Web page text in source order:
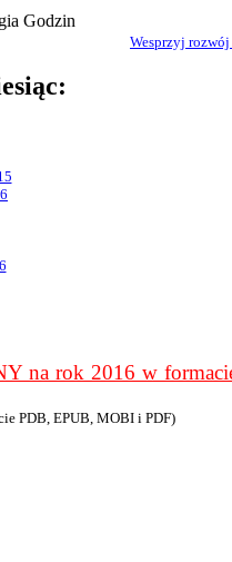
Wesprzyj rozwój
na rok 2016 w
PDB, EPUB, MOBI i PDF)